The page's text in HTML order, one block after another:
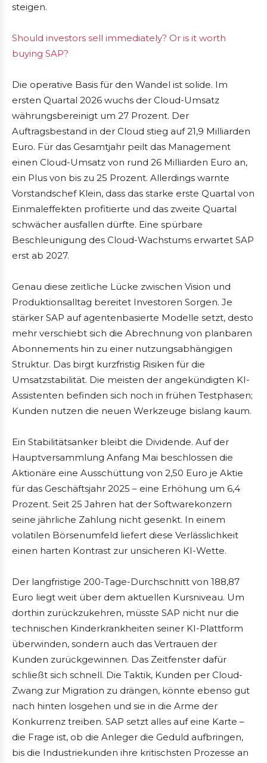
steigen.
Should investors sell immediately? Or is it worth
buying SAP?
Die operative Basis für den Wandel ist solide. Im
ersten Quartal 2026 wuchs der Cloud-Umsatz
währungsbereinigt um 27 Prozent. Der
Auftragsbestand in der Cloud stieg auf 21,9 Milliarden
Euro. Für das Gesamtjahr peilt das Management
einen Cloud-Umsatz von rund 26 Milliarden Euro an,
ein Plus von bis zu 25 Prozent. Allerdings warnte
Vorstandschef Klein, dass das starke erste Quartal von
Einmaleffekten profitierte und das zweite Quartal
schwächer ausfallen dürfte. Eine spürbare
Beschleunigung des Cloud-Wachstums erwartet SAP
erst ab 2027.
Genau diese zeitliche Lücke zwischen Vision und
Produktionsalltag bereitet Investoren Sorgen. Je
stärker SAP auf agentenbasierte Modelle setzt, desto
mehr verschiebt sich die Abrechnung von planbaren
Abonnements hin zu einer nutzungsabhängigen
Struktur. Das birgt kurzfristig Risiken für die
Umsatzstabilität. Die meisten der angekündigten KI-
Assistenten befinden sich noch in frühen Testphasen;
Kunden nutzen die neuen Werkzeuge bislang kaum.
Ein Stabilitätsanker bleibt die Dividende. Auf der
Hauptversammlung Anfang Mai beschlossen die
Aktionäre eine Ausschüttung von 2,50 Euro je Aktie
für das Geschäftsjahr 2025 – eine Erhöhung um 6,4
Prozent. Seit 25 Jahren hat der Softwarekonzern
seine jährliche Zahlung nicht gesenkt. In einem
volatilen Börsenumfeld liefert diese Verlässlichkeit
einen harten Kontrast zur unsicheren KI-Wette.
Der langfristige 200-Tage-Durchschnitt von 188,87
Euro liegt weit über dem aktuellen Kursniveau. Um
dorthin zurückzukehren, müsste SAP nicht nur die
technischen Kinderkrankheiten seiner KI-Plattform
überwinden, sondern auch das Vertrauen der
Kunden zurückgewinnen. Das Zeitfenster dafür
schließt sich schnell. Die Taktik, Kunden per Cloud-
Zwang zur Migration zu drängen, könnte ebenso gut
nach hinten losgehen und sie in die Arme der
Konkurrenz treiben. SAP setzt alles auf eine Karte –
die Frage ist, ob die Anleger die Geduld aufbringen,
bis die Industriekunden ihre kritischsten Prozesse an